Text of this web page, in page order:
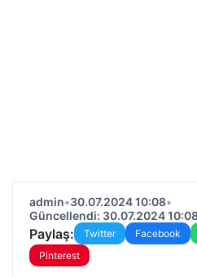
admin•30.07.2024 10:08•
Güncellendi: 30.07.2024
Paylaş: Twitter Facebook
Pinterest